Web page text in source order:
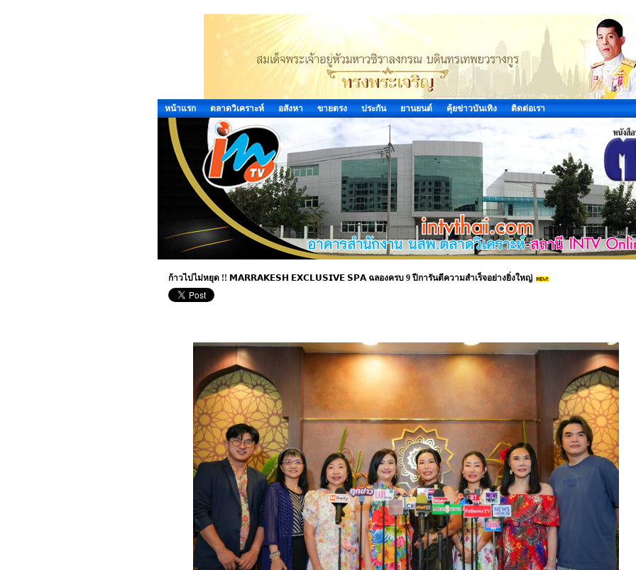
หน้าแรก ตลาดวิเคราะห์ อสังหา ขายตรง ประกัน ยานยนต์ คุ้ยข่าวบันเทิง ติดต่อเรา
ก้าวไปไม่หยุด !! 𝗠𝗔𝗥𝗥𝗔𝗞𝗘𝗦𝗛 𝗘𝗫𝗖𝗟𝗨𝗦𝗜𝗩𝗘 𝗦𝗣𝗔 ฉลองครบ 9 ปีการันตีความสำเร็จอย่างยิ่งใหญ่